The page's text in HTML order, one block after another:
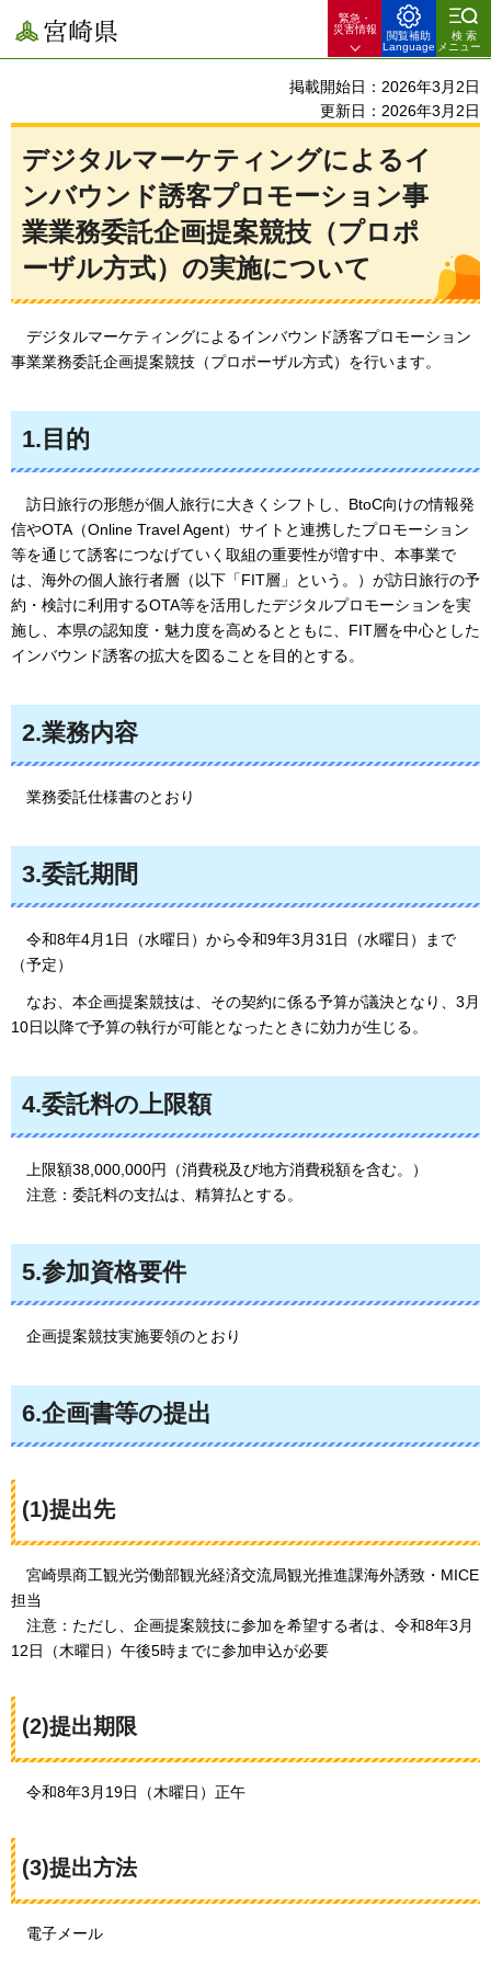
宮崎県
緊急・
災害情報
閲覧補助
Language
検索
メニュー
掲載開始日：2026年3月2日
更新日：2026年3月2日
デジタルマーケティングによるイ
ンバウンド誘客プロモーション事
業業務委託企画提案競技（プロポ
ーザル方式）の実施について
デジタルマーケティングによるインバウンド誘客プロモーション
事業業務委託企画提案競技（プロポーザル方式）を行います。
1.目的
訪日旅行の形態が個人旅行に大きくシフトし、BtoC向けの情報発
信やOTA（Online Travel Agent）サイトと連携したプロモーション
等を通じて誘客につなげていく取組の重要性が増す中、本事業で
は、海外の個人旅行者層（以下「FIT層」という。）が訪日旅行の予
約・検討に利用するOTA等を活用したデジタルプロモーションを実
施し、本県の認知度・魅力度を高めるとともに、FIT層を中心とした
インバウンド誘客の拡大を図ることを目的とする。
2.業務内容
業務委託仕様書のとおり
3.委託期間
令和8年4月1日（水曜日）から令和9年3月31日（水曜日）まで
（予定）
なお、本企画提案競技は、その契約に係る予算が議決となり、3月
10日以降で予算の執行が可能となったときに効力が生じる。
4.委託料の上限額
上限額38,000,000円（消費税及び地方消費税額を含む。）
注意：委託料の支払は、精算払とする。
5.参加資格要件
企画提案競技実施要領のとおり
6.企画書等の提出
(1)提出先
宮崎県商工観光労働部観光経済交流局観光推進課海外誘致・MICE
担当
注意：ただし、企画提案競技に参加を希望する者は、令和8年3月
12日（木曜日）午後5時までに参加申込が必要
(2)提出期限
令和8年3月19日（木曜日）正午
(3)提出方法
電子メール